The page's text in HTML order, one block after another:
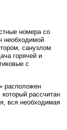
номера со
необходимой
санузлом
горячей и
с
расположен
рассчитан
вся необходимая